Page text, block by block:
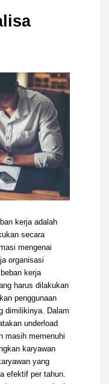
kerja adalah
secara
mengenai
organisasi
kerja
harus dilakukan
penggunaan
dimilikinya. Dalam
underload
masih memenuhi
karyawan
yang
efektif per tahun.